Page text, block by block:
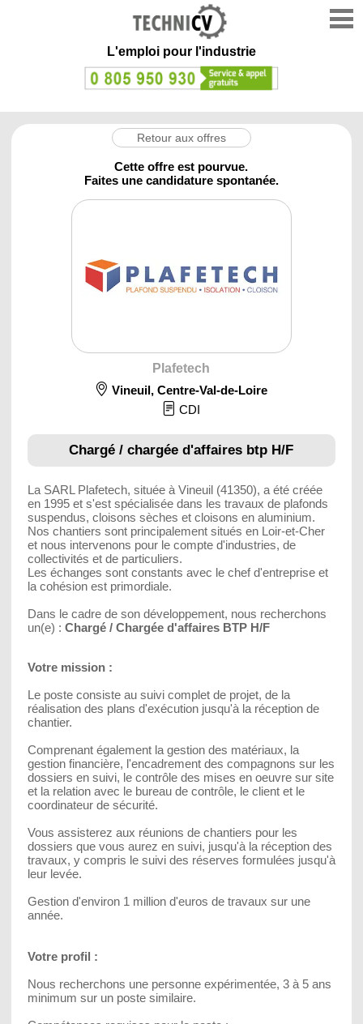
L'emploi pour l'industrie
Retour aux offres
Cette offre est pourvue.
Faites une candidature spontanée.
Plafetech
Vineuil,Centre-Val-de-Loire
CDI
Chargé / chargée d'affaires btp H/F
La SARL Plafetech, située à Vineuil (41350), a été créée
en 1995 et s'est spécialisée dans les travaux de plafonds
suspendus, cloisons sèches et cloisons en aluminium.
Nos chantiers sont principalement situés en Loir-et-Cher
et nous intervenons pour le compte d'industries, de
collectivités et de particuliers.
Les échanges sont constants avec le chef d'entreprise et
la cohésion est primordiale.
Dans le cadre de son développement, nous recherchons
un(e) : Chargé / Chargée d'affaires BTP H/F
Votre mission :
Le poste consiste au suivi complet de projet, de la
réalisation des plans d'exécution jusqu'à la réception de
chantier.
Comprenant également la gestion des matériaux, la
gestion financière, l'encadrement des compagnons sur les
dossiers en suivi, le contrôle des mises en oeuvre sur site
et la relation avec le bureau de contrôle, le client et le
coordinateur de sécurité.
Vous assisterez aux réunions de chantiers pour les
dossiers que vous aurez en suivi, jusqu'à la réception des
travaux, y compris le suivi des réserves formulées jusqu'à
leur levée.
Gestion d'environ 1 million d'euros de travaux sur une
année.
Votre profil :
Nous recherchons une personne expérimentée, 3 à 5 ans
minimum sur un poste similaire.